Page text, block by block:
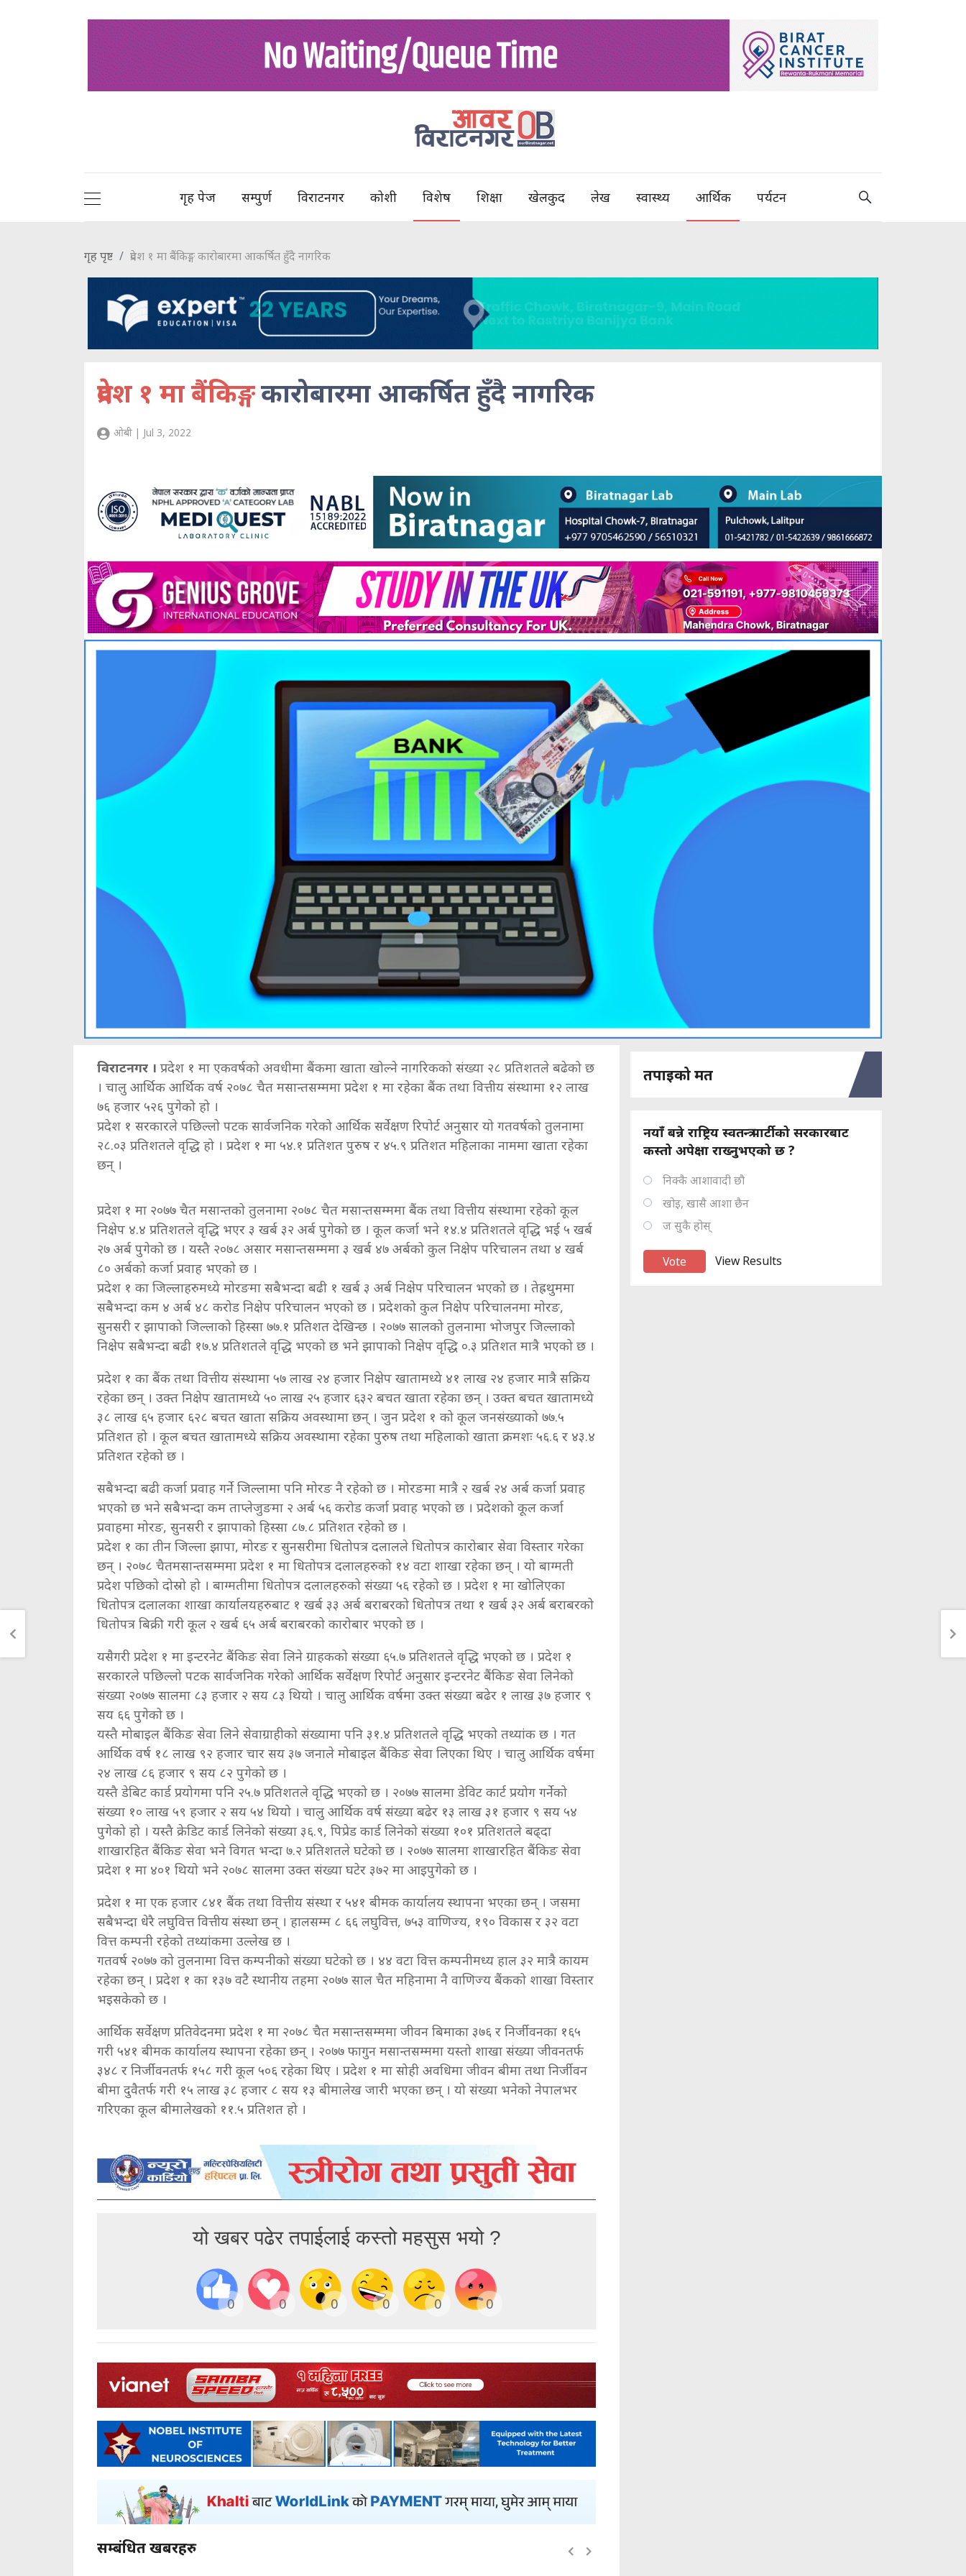
गृह पेज सम्पुर्ण विराटनगर कोशी विशेष शिक्षा खेलकुद लेख स्वास्थ्य आर्थिक पर्यटन
गृह पृष्ट प्रदेश १ मा बैंकिङ्ग कारोबारमा आकर्षित हुँदै नागरिक
प्रदेश १ मा बैंकिङ्गकारोबारमा आकर्षित हुँदै नागरिक
ओबी | Jul 3, 2022
विराटनगर । प्रदेश १ मा एकवर्षको अवधीमा बैंकमा खाता खोल्ने नागरिकको संख्या २८ प्रतिशतले बढेको छ
। चालु आर्थिक आर्थिक वर्ष २०७८ चैत मसान्तसम्ममा प्रदेश १ मा रहेका बैंक तथा वित्तीय संस्थामा १२ लाख
७६ हजार ५२६ पुगेको हो ।
प्रदेश १ सरकारले पछिल्लो पटक सार्वजनिक गरेको आर्थिक सर्वेक्षण रिपोर्ट अनुसार यो गतवर्षको तुलनामा
२८.०३ प्रतिशतले वृद्धि हो । प्रदेश १ मा ५४.१ प्रतिशत पुरुष र ४५.९ प्रतिशत महिलाका नाममा खाता रहेका
छन् ।
प्रदेश १ मा २०७७ चैत मसान्तको तुलनामा २०७८ चैत मसान्तसम्ममा बैंक तथा वित्तीय संस्थामा रहेको कूल
निक्षेप ४.४ प्रतिशतले वृद्धि भएर ३ खर्ब ३२ अर्ब पुगेको छ । कूल कर्जा भने १४.४ प्रतिशतले वृद्धि भई ५ खर्ब
२७ अर्ब पुगेको छ । यस्तै २०७८ असार मसान्तसम्ममा ३ खर्ब ४७ अर्बको कुल निक्षेप परिचालन तथा ४ खर्ब
८० अर्बको कर्जा प्रवाह भएको छ ।
प्रदेश १ का जिल्लाहरुमध्ये मोरङमा सबैभन्दा बढी १ खर्ब ३ अर्ब निक्षेप परिचालन भएको छ । तेह्रथुममा
सबैभन्दा कम ४ अर्ब ४८ करोड निक्षेप परिचालन भएको छ । प्रदेशको कुल निक्षेप परिचालनमा मोरङ,
सुनसरी र झापाको जिल्लाको हिस्सा ७७.१ प्रतिशत देखिन्छ । २०७७ सालको तुलनामा भोजपुर जिल्लाको
निक्षेप सबैभन्दा बढी १७.४ प्रतिशतले वृद्धि भएको छ भने झापाको निक्षेप वृद्धि ०.३ प्रतिशत मात्रै भएको छ ।
प्रदेश १ का बैंक तथा वित्तीय संस्थामा ५७ लाख २४ हजार निक्षेप खातामध्ये ४१ लाख २४ हजार मात्रै सक्रिय
रहेका छन् । उक्त निक्षेप खातामध्ये ५० लाख २५ हजार ६३२ बचत खाता रहेका छन् । उक्त बचत खातामध्ये
३८ लाख ६५ हजार ६२८ बचत खाता सक्रिय अवस्थामा छन् । जुन प्रदेश १ को कूल जनसंख्याको ७७.५
प्रतिशत हो । कूल बचत खातामध्ये सक्रिय अवस्थामा रहेका पुरुष तथा महिलाको खाता क्रमशः ५६.६ र ४३.४
प्रतिशत रहेको छ ।
सबैभन्दा बढी कर्जा प्रवाह गर्ने जिल्लामा पनि मोरङ नै रहेको छ । मोरङमा मात्रै २ खर्ब २४ अर्ब कर्जा प्रवाह
भएको छ भने सबैभन्दा कम ताप्लेजुङमा २ अर्ब ५६ करोड कर्जा प्रवाह भएको छ । प्रदेशको कूल कर्जा
प्रवाहमा मोरङ, सुनसरी र झापाको हिस्सा ८७.८ प्रतिशत रहेको छ ।
प्रदेश १ का तीन जिल्ला झापा, मोरङ र सुनसरीमा धितोपत्र दलालले धितोपत्र कारोबार सेवा विस्तार गरेका
छन् । २०७८ चैतमसान्तसम्ममा प्रदेश १ मा धितोपत्र दलालहरुको १४ वटा शाखा रहेका छन् । यो बाग्मती
प्रदेश पछिको दोस्रो हो । बाग्मतीमा धितोपत्र दलालहरुको संख्या ५६ रहेको छ । प्रदेश १ मा खोलिएका
धितोपत्र दलालका शाखा कार्यालयहरुबाट १ खर्ब ३३ अर्ब बराबरको धितोपत्र तथा १ खर्ब ३२ अर्ब बराबरको
धितोपत्र बिक्री गरी कूल २ खर्ब ६५ अर्ब बराबरको कारोबार भएको छ ।
यसैगरी प्रदेश १ मा इन्टरनेट बैंकिङ सेवा लिने ग्राहकको संख्या ६५.७ प्रतिशतले वृद्धि भएको छ । प्रदेश १
सरकारले पछिल्लो पटक सार्वजनिक गरेको आर्थिक सर्वेक्षण रिपोर्ट अनुसार इन्टरनेट बैंकिङ सेवा लिनेको
संख्या २०७७ सालमा ८३ हजार २ सय ८३ थियो । चालु आर्थिक वर्षमा उक्त संख्या बढेर १ लाख ३७ हजार ९
सय ६६ पुगेको छ ।
यस्तै मोबाइल बैंकिङ सेवा लिने सेवाग्राहीको संख्यामा पनि ३१.४ प्रतिशतले वृद्धि भएको तथ्यांक छ । गत
आर्थिक वर्ष १८ लाख ९२ हजार चार सय ३७ जनाले मोबाइल बैंकिङ सेवा लिएका थिए । चालु आर्थिक वर्षमा
२४ लाख ८६ हजार ९ सय ८२ पुगेको छ ।
यस्तै डेबिट कार्ड प्रयोगमा पनि २५.७ प्रतिशतले वृद्धि भएको छ । २०७७ सालमा डेविट कार्ट प्रयोग गर्नेको
संख्या १० लाख ५९ हजार २ सय ५४ थियो । चालु आर्थिक वर्ष संख्या बढेर १३ लाख ३१ हजार ९ सय ५४
पुगेको हो । यस्तै क्रेडिट कार्ड लिनेको संख्या ३६.९, पिप्रेड कार्ड लिनेको संख्या १०१ प्रतिशतले बढ्दा
शाखारहित बैंकिङ सेवा भने विगत भन्दा ७.२ प्रतिशतले घटेको छ । २०७७ सालमा शाखारहित बैंकिङ सेवा
प्रदेश १ मा ४०१ थियो भने २०७८ सालमा उक्त संख्या घटेर ३७२ मा आइपुगेको छ ।
प्रदेश १ मा एक हजार ८४१ बैंक तथा वित्तीय संस्था र ५४१ बीमक कार्यालय स्थापना भएका छन् । जसमा
सबैभन्दा धेरै लघुवित्त वित्तीय संस्था छन् । हालसम्म ८ ६६ लघुवित्त, ७५३ वाणिज्य, १९० विकास र ३२ वटा
वित्त कम्पनी रहेको तथ्यांकमा उल्लेख छ ।
गतवर्ष २०७७ को तुलनामा वित्त कम्पनीको संख्या घटेको छ । ४४ वटा वित्त कम्पनीमध्य हाल ३२ मात्रै कायम
रहेका छन् । प्रदेश १ का १३७ वटै स्थानीय तहमा २०७७ साल चैत महिनामा नै वाणिज्य बैंकको शाखा विस्तार
भइसकेको छ ।
आर्थिक सर्वेक्षण प्रतिवेदनमा प्रदेश १ मा २०७८ चैत मसान्तसम्ममा जीवन बिमाका ३७६ र निर्जीवनका १६५
गरी ५४१ बीमक कार्यालय स्थापना रहेका छन् । २०७७ फागुन मसान्तसम्ममा यस्तो शाखा संख्या जीवनतर्फ
३४८ र निर्जीवनतर्फ १५८ गरी कूल ५०६ रहेका थिए । प्रदेश १ मा सोही अवधिमा जीवन बीमा तथा निर्जीवन
बीमा दुवैतर्फ गरी १५ लाख ३८ हजार ८ सय १३ बीमालेख जारी भएका छन् । यो संख्या भनेको नेपालभर
गरिएका कूल बीमालेखको ११.५ प्रतिशत हो ।
यो खबर पढेर तपाईलाई कस्तो महसुस भयो ?
0 0 0 0 0 0
सम्बंधित खबरहरु
तपाइको मत
नयाँ बन्ने राष्ट्रिय स्वतन्त्र पार्टीको सरकारबाट
कस्तो अपेक्षा राख्नुभएको छ ?
निक्कै आशावादी छौ
खोइ, खासै आशा छैन
ज सुकै होस्
View Results